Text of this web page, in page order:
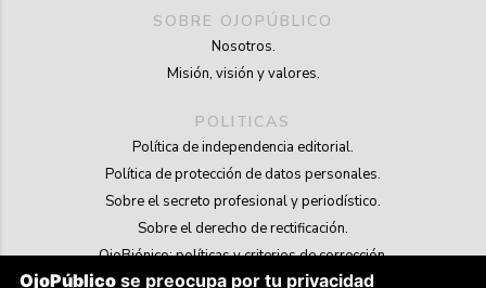
SOBRE OJOPÚBLICO
Nosotros.
Misión, visión y valores.
POLITICAS
Política de independencia editorial.
Política de protección de datos personales.
Sobre el secreto profesional y periodístico.
Sobre el derecho de rectificación.
OjoBiónico: políticas y criterios de corrección.
Sobre libertad de información frente a pedidos de retiro de contenidos.
OjoPúblico se preocupa por tu privacidad